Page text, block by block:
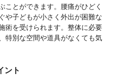
ことができます。腰痛がひどく
や子どもが小さく外出が困難な
術を受けられます。整体に必要
特別な空間や道具がなくても気
ント